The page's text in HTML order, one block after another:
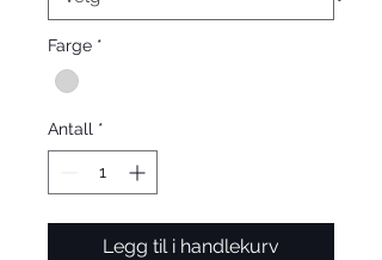
Farge *
Antall *
Legg til i handlekurv